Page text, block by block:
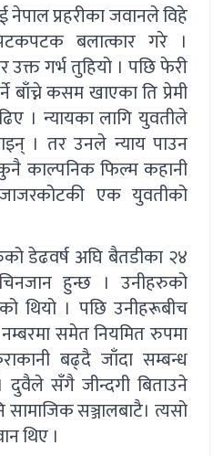
प्रहरीका जवानले विहे
बलात्कार गरे ।
उक्त गर्भ तुहियो । पछि फेरी
बाँच्ने कसम खाएका ति प्रेमी
। न्यायका लागि युवतीले
। तर उनले न्याय पाउन
काल्पनिक फिल्म कहानी
एक युवतीको
डेढवर्ष अघि बैतडीका २४
हुन्छ । उनीहरुको
थियो । पछि उनीहरूबीच
समेत नियमित रुपमा
बढ्दै जाँदा सम्बन्ध
दुवैले सँगै जीन्दगी बिताउने
सञ्जालबाटै। त्यसो
थिए ।